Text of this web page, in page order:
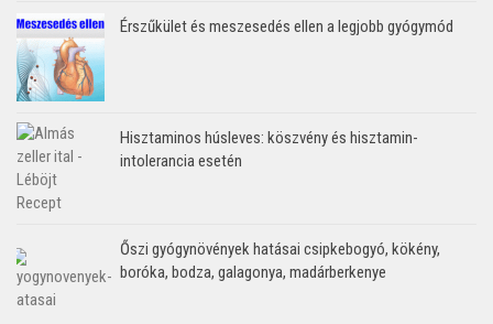
Érszűkület és meszesedés ellen a legjobb gyógymód
Hisztaminos húsleves: köszvény és hisztamin-
intolerancia esetén
Őszi gyógynövények hatásai csipkebogyó, kökény,
boróka, bodza, galagonya, madárberkenye